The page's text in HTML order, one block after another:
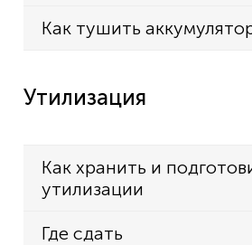
Как тушить
Утилизация
Как хранить и
утилизации
Где сдать